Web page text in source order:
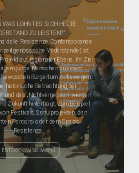
WAS LOHNT ES SICH HEUTE
ZU LEISTEN?“
delle Resistenze Contemporanee
zeitgenössische Widerstände) ist
auf regionaler Ebene. Ihr Ziel
junge Menschen zu einem
Bürgertum zu bewegen.
historische Betrachtung der
und das „Nichtvergessen“ werden
Zukunft hinterfragt, zum Beispiel
Festivals, Schulprojekten, den
Percorsi oder dem Spazio
Resistenze.
ENTDECKEN SIE MEHR